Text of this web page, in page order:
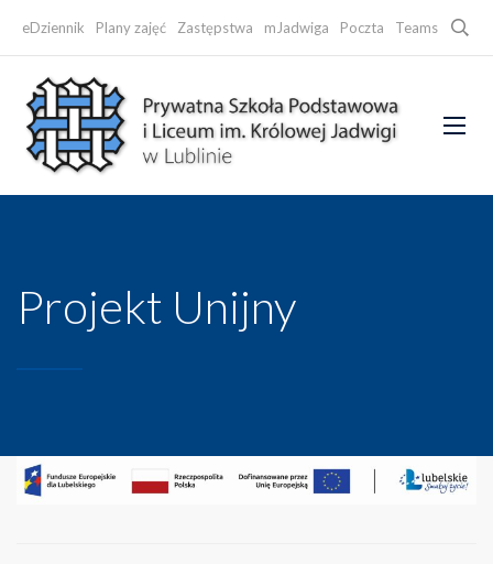
eDziennik Plany zajęć Zastępstwa mJadwiga Poczta Teams
Projekt Unijny